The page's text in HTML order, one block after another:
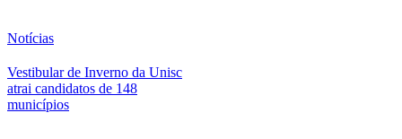
Notícias
Vestibular de Inverno da Unisc
atrai candidatos de 148
municípios